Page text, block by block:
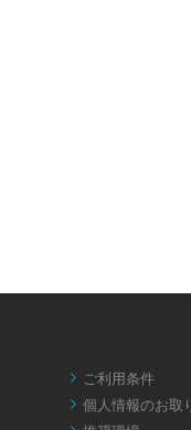
 ご利用条件
 個人情報のお取